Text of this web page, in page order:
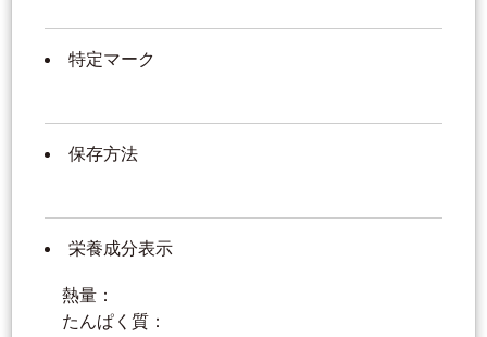
特定マーク
保存方法
栄養成分表示
熱量：
たんぱく質：